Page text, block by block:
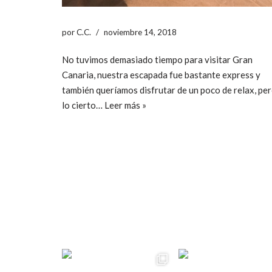
porC.C. noviembre 14, 2018
No tuvimos demasiado tiempo para visitar Gran
Canaria, nuestra escapada fue bastante express y
también queríamos disfrutar de un poco de relax,
lo cierto… Leer más »